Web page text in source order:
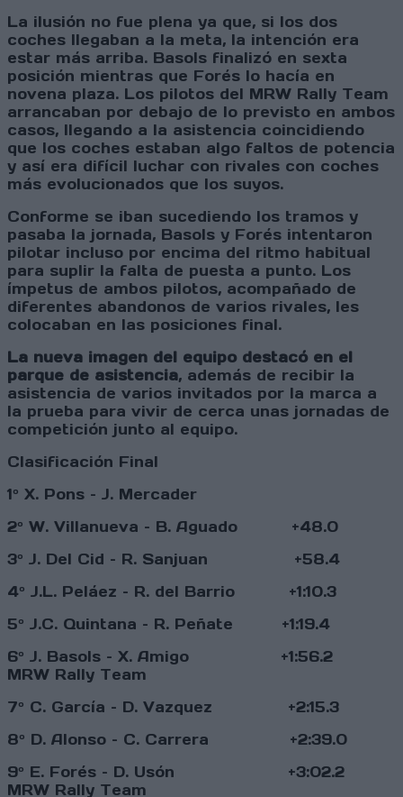
La ilusión no fue plena ya que, si los dos
coches llegaban a la meta, la intención era
estar más arriba. Basols finalizó en sexta
posición mientras que Forés lo hacía en
novena plaza. Los pilotos del MRW Rally Team
arrancaban por debajo de lo previsto en ambos
casos, llegando a la asistencia coincidiendo
que los coches estaban algo faltos de potencia
y así era difícil luchar con rivales con coches
más evolucionados que los suyos.
Conforme se iban sucediendo los tramos y
pasaba la jornada, Basols y Forés intentaron
pilotar incluso por encima del ritmo habitual
para suplir la falta de puesta a punto. Los
ímpetus de ambos pilotos, acompañado de
diferentes abandonos de varios rivales, les
colocaban en las posiciones final.
La nueva imagen del equipo destacó en el
parque de asistencia, además de recibir la
asistencia de varios invitados por la marca a
la prueba para vivir de cerca unas jornadas de
competición junto al equipo.
Clasificación Final
1º X. Pons – J. Mercader
2º W. Villanueva – B. Aguado +48.0
3º J. Del Cid – R. Sanjuan +58.4
4º J.L. Peláez – R. del Barrio +1:10.3
5º J.C. Quintana – R. Peñate +1:19.4
6º J. Basols – X. Amigo +1:56.2
MRW Rally Team
7º C. García – D. Vazquez +2:15.3
8º D. Alonso – C. Carrera +2:39.0
9º E. Forés – D. Usón +3:02.2
MRW Rally Team